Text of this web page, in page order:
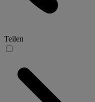
Teilen